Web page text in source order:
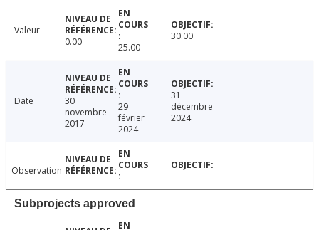
Valeur
0.00
25.00
30.00
Date
30
novembre
2017
29
février
2024
31
décembre
2024
Observation
Subprojects approved